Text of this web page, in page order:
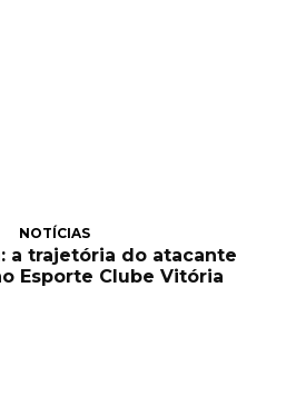
NOTÍCIAS
a trajetória do atacante
Esporte Clube Vitória